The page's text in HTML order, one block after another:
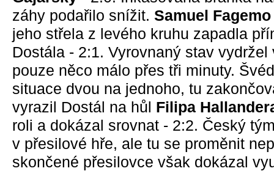
záhy podařilo snížit. Samuel Fagemo
jeho střela z levého kruhu zapadla
Dostála - 2:1. Vyrovnaný stav
pouze něco málo přes tři minuty.
situace dvou na jednoho, tu
vyrazil Dostál na hůl Filipa
roli a dokázal srovnat - 2:2. Český
v přesilové hře, ale tu se proměnit
skončené přesilovce však dokázal